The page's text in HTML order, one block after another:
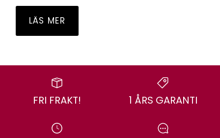
LÄS MER
FRI FRAKT! 1 ÅRS GARANTI